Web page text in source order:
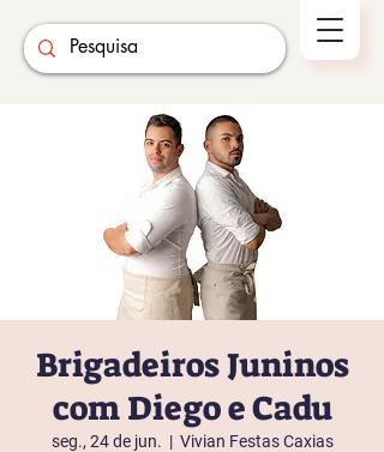
Brigadeiros Juninos
com Diego e Cadu
seg., 24 de jun.
  |
Vivian Festas Caxias